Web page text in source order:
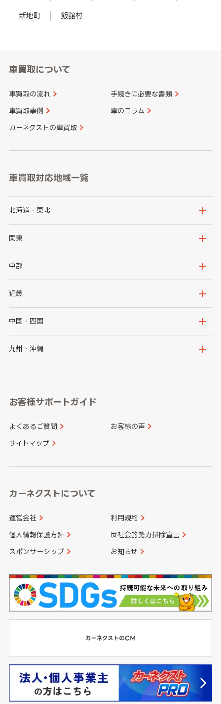
新地町 飯舘村
車買取について
車買取の流れ 手続きに必要な書類
車買取事例 車のコラム
カーネクストの車買取
車買取対応地域一覧
北海道・東北
北海道
岩手県
秋田県
関東
茨城県
群馬県
千葉県
神奈川県
中部
新潟県
石川県
山梨県
愛知県
近畿
大阪府
京都府
和歌山県
中国・四国
鳥取県
山口県
香川県 愛媛県
九州・沖縄
長崎県
大分県 宮崎県
お客様サポートガイド
よくあるご質問 お客様の声
サイトマップ
カーネクストについて
運営会社 利用規約
個人情報保護方針 反社会的勢力排除宣言
スポンサーシップ お知らせ